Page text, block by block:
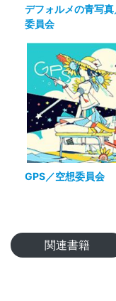
デフォルメの青写真
委員会
GPS／空想委員会
関連書籍